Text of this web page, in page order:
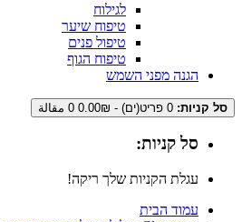
לגילוח
טיפוח שיער
טיפול פנים
טיפוח הגוף
הגנה מפני השמש
סל קניות: 0 פריט(ים) - 0.00₪ 0 مقالة
סל קניות:
עגלת הקניות שלך ריקה!
עמוד הבית